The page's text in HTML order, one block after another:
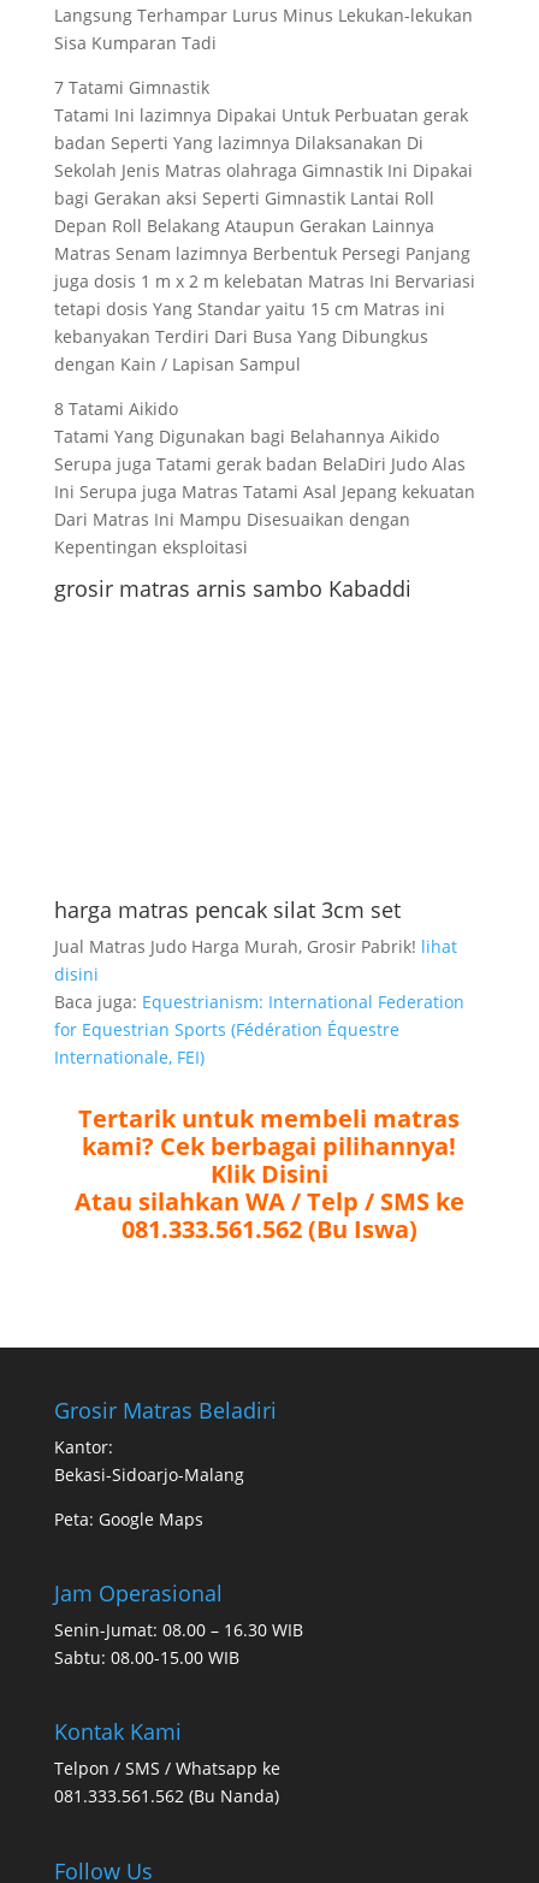
Langsung Terhampar Lurus Minus Lekukan-lekukan
Sisa Kumparan Tadi
7 Tatami Gimnastik
Tatami Ini lazimnya Dipakai Untuk Perbuatan gerak
badan Seperti Yang lazimnya Dilaksanakan Di
Sekolah Jenis Matras olahraga Gimnastik Ini Dipakai
bagi Gerakan aksi Seperti Gimnastik Lantai Roll
Depan Roll Belakang Ataupun Gerakan Lainnya
Matras Senam lazimnya Berbentuk Persegi Panjang
juga dosis 1 m x 2 m kelebatan Matras Ini Bervariasi
tetapi dosis Yang Standar yaitu 15 cm Matras ini
kebanyakan Terdiri Dari Busa Yang Dibungkus
dengan Kain / Lapisan Sampul
8 Tatami Aikido
Tatami Yang Digunakan bagi Belahannya Aikido
Serupa juga Tatami gerak badan BelaDiri Judo Alas
Ini Serupa juga Matras Tatami Asal Jepang kekuatan
Dari Matras Ini Mampu Disesuaikan dengan
Kepentingan eksploitasi
grosir matras arnis sambo Kabaddi
harga matras pencak silat 3cm set
Jual Matras Judo Harga Murah, Grosir Pabrik! lihat
disini
Baca juga: Equestrianism: International Federation
for Equestrian Sports (Fédération Équestre
Internationale, FEI)
Tertarik untuk membeli matras
kami? Cek berbagai pilihannya!
Klik Disini
Atau silahkan WA / Telp / SMS ke
081.333.561.562 (Bu Iswa)
Grosir Matras Beladiri
Kantor:
Bekasi-Sidoarjo-Malang
Peta: Google Maps
Jam Operasional
Senin-Jumat: 08.00 – 16.30 WIB
Sabtu: 08.00-15.00 WIB
Kontak Kami
Telpon / SMS / Whatsapp ke
081.333.561.562 (Bu Nanda)
Follow Us